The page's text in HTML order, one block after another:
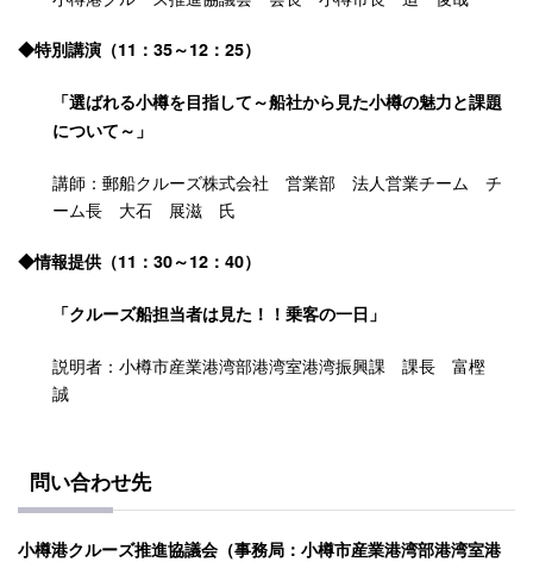
◆特別講演（11：35～12：25）
「選ばれる小樽を目指して～船社から見た小樽の魅力と課題
について～」
講師：郵船クルーズ株式会社 営業部 法人営業チーム チ
ーム長 大石 展滋 氏
◆情報提供（11：30～12：40）
「クルーズ船担当者は見た！！乗客の一日」
説明者：小樽市産業港湾部港湾室港湾振興課 課長 富樫
誠
問い合わせ先
小樽港クルーズ推進協議会（事務局：小樽市産業港湾部港湾室港